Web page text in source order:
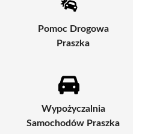
Pomoc Drogowa
Praszka
Wypożyczalnia
Samochodów Praszka